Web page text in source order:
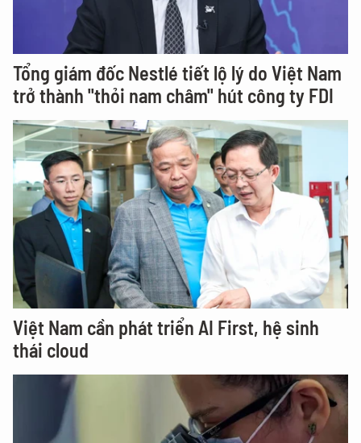
Tổng giám đốc Nestlé tiết lộ lý do Việt Nam
trở thành "thỏi nam châm" hút công ty FDI
Việt Nam cần phát triển AI First, hệ sinh
thái cloud